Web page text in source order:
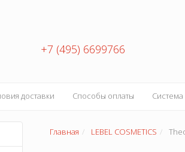
+7 (495) 6699766
доставки Способы оплаты Система
Главная LEBEL COSMETICS